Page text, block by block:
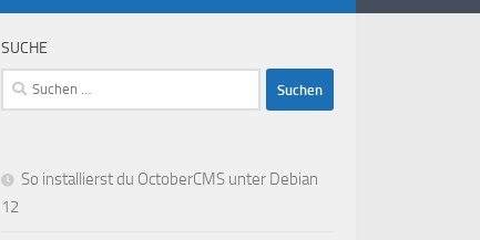
SUCHE
Suchen
nach:
So installierst du OctoberCMS unter Debian
12